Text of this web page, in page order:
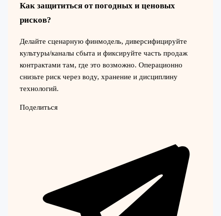
Как защититься от погодных и ценовых
рисков?
Делайте сценарную финмодель, диверсифицируйте
культуры/каналы сбыта и фиксируйте часть продаж
контрактами там, где это возможно. Операционно
снизьте риск через воду, хранение и дисциплину
технологий.
Поделиться